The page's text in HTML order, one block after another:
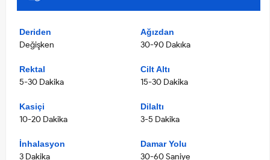
Deriden
Değişken
Ağızdan
30-90 Dakıka
Rektal
5-30 Dakika
Cilt Altı
15-30 Dakika
Kasiçi
10-20 Dakika
Dilaltı
3-5 Dakika
İnhalasyon
3 Dakika
Damar Yolu
30-60 Saniye